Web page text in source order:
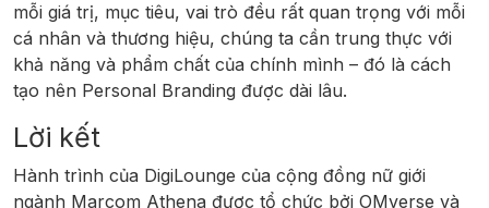
mỗi giá trị, mục tiêu, vai trò đều rất quan trọng với mỗi
cá nhân và thương hiệu, chúng ta cần trung thực với
khả năng và phẩm chất của chính mình – đó là cách
tạo nên Personal Branding được dài lâu.
Lời kết
Hành trình của DigiLounge của cộng đồng nữ giới
ngành Marcom Athena được tổ chức bởi OMverse và